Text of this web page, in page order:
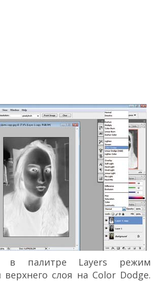
в палитре Layers режим
слоя на Color Dodge.